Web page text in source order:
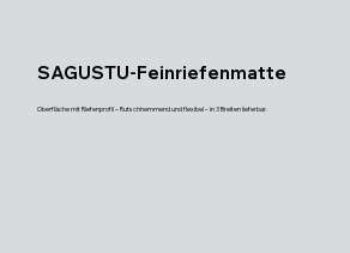
SAGUSTU-Feinriefenmatte
Oberfläche mit Riefenprofil – Rutschhemmend und flexibel – in 3 Breiten lieferbar.